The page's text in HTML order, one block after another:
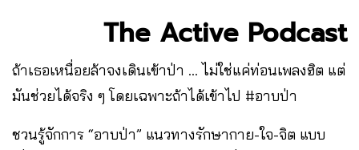
The Active Podcast
ถ้าเธอเหนื่อยล้าจงเดินเข้าป่า … ไม่ใช่แค่ท่อนเพลงฮิต แต่
มันช่วยได้จริง ๆ โดยเฉพาะถ้าได้เข้าไป #อาบป่า
ชวนรู้จักการ “อาบป่า” แนวทางรักษากาย-ใจ-จิต แบบ